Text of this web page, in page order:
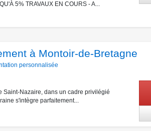
5% TRAVAUX EN COURS - A...
à Montoir-de-Bretagne
personnalisée
Saint-Nazaire, dans un cadre privilégié
s'intègre parfaitement...